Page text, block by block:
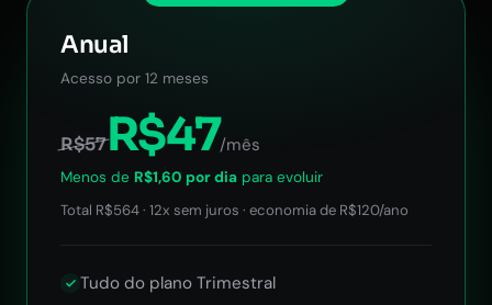
Anual
Acesso por 12 meses
R$57R$47/mês
Menos de R$1,60 por dia para evoluir
Total R$564 · 12x sem juros · economia de R$120/ano
Tudo do plano Trimestral